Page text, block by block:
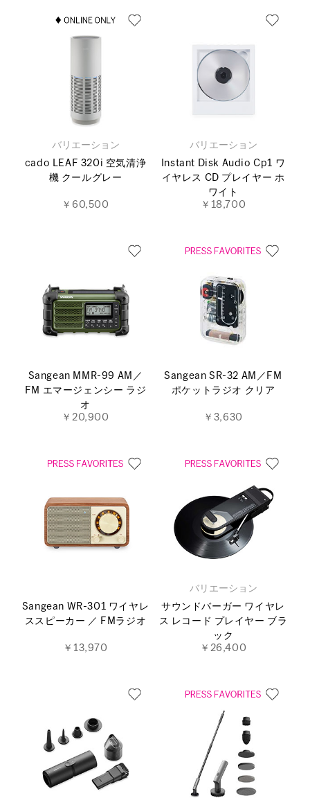
バリエーション
cado LEAF 320i 空気清浄
機 クールグレー
￥60,500
バリエーション
Instant Disk Audio Cp1 ワ
イヤレス CD プレイヤー ホ
ワイト
￥18,700
Sangean MMR-99 AM／
FM エマージェンシー ラジ
オ
￥20,900
Sangean SR-32 AM／FM
ポケットラジオ クリア
￥3,630
Sangean WR-301 ワイヤレ
ススピーカー ／ FMラジオ
￥13,970
バリエーション
サウンドバーガー ワイヤレ
ス レコード プレイヤー ブラ
ック
￥26,400